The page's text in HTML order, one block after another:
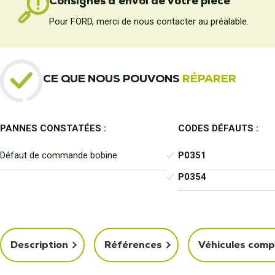
Pour FORD, merci de nous contacter au préalable.
CE QUE NOUS POUVONS RÉPARER
PANNES CONSTATÉES :
Défaut de commande bobine
CODES DÉFAUTS :
P0351
P0354
Description Références Véhicules